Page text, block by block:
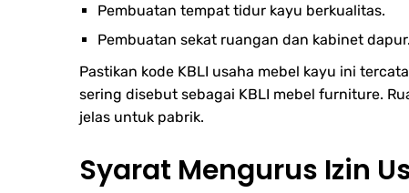
Pembuatan tempat tidur kayu berkualitas.
Pembuatan sekat ruangan dan kabinet dapur.
Pastikan kode KBLI usaha mebel kayu ini
sering disebut sebagai KBLI mebel furniture.
jelas untuk pabrik.
Syarat Mengurus Izin